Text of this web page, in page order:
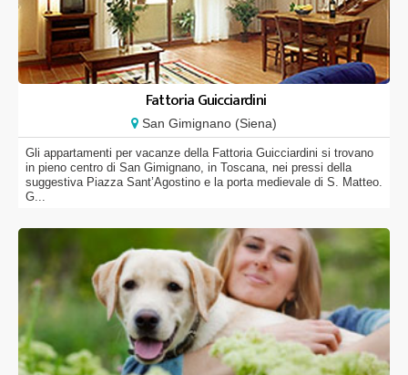
Fattoria Guicciardini
San Gimignano (Siena)
Gli appartamenti per vacanze della Fattoria Guicciardini si trovano
in pieno centro di San Gimignano, in Toscana, nei pressi della
suggestiva Piazza Sant’Agostino e la porta medievale di S. Matteo.
G...